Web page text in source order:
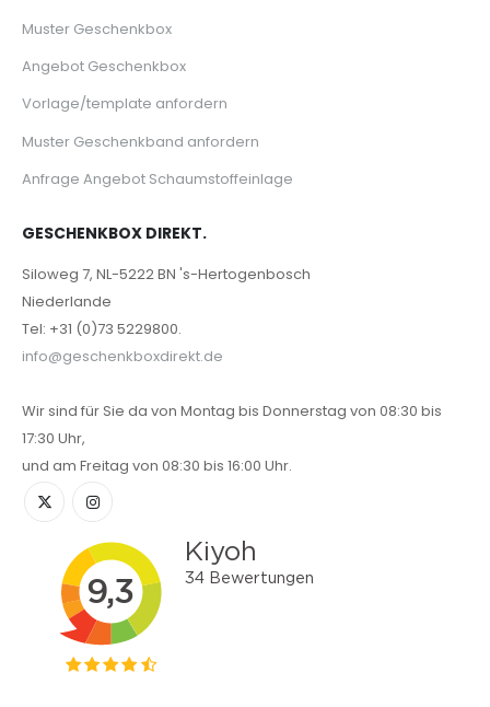
Muster Geschenkbox
Angebot Geschenkbox
Vorlage/template anfordern
Muster Geschenkband anfordern
Anfrage Angebot Schaumstoffeinlage
GESCHENKBOX DIREKT.
Siloweg 7, NL-5222 BN 's-Hertogenbosch
Niederlande
Tel: +31 (0)73 5229800.
info@geschenkboxdirekt.de
Wir sind für Sie da von Montag bis Donnerstag von 08:30 bis
17:30 Uhr,
und am Freitag von 08:30 bis 16:00 Uhr.